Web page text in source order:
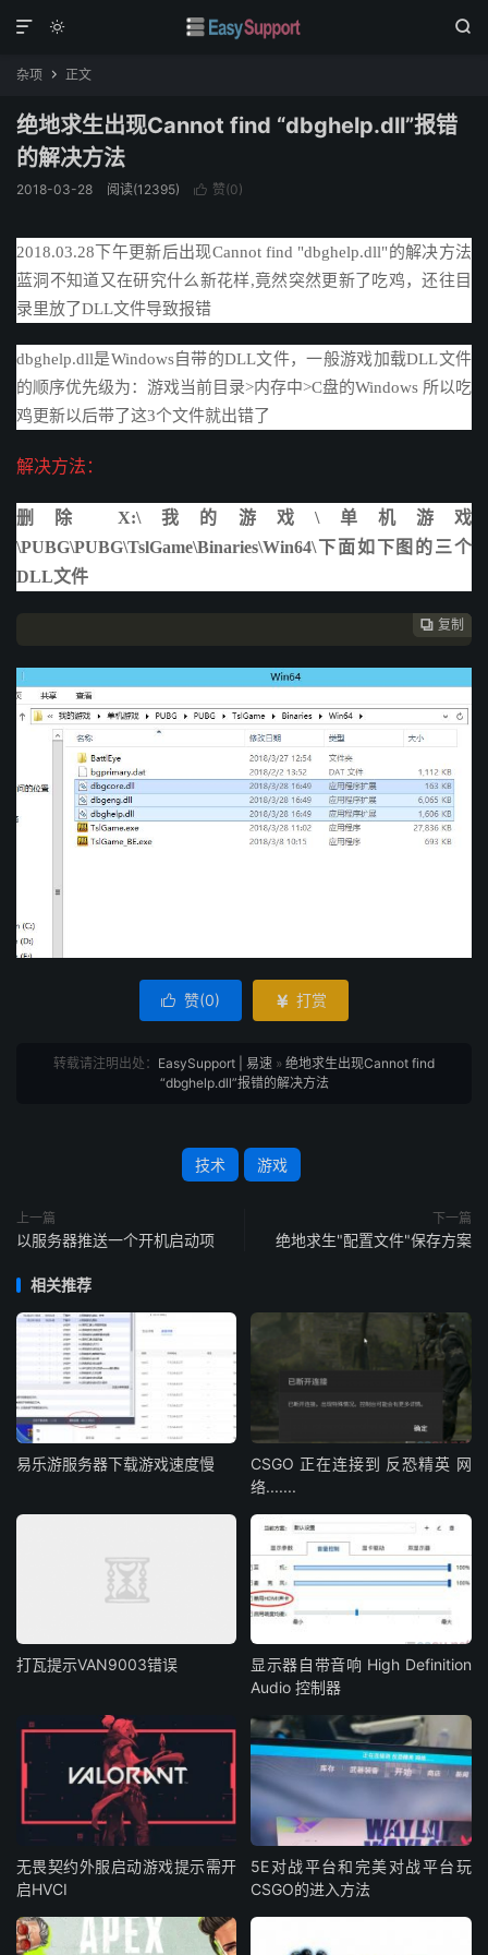
 

杂项  正文
绝地求生出现Cannot find “dbghelp.dll”报错
的解决方法
2018-03-28 阅读(12395)  赞(0)
2018.03.28下午更新后出现Cannot find "dbghelp.dll"的解决方法
蓝洞不知道又在研究什么新花样,竟然突然更新了吃鸡，还往目
录里放了DLL文件导致报错
dbghelp.dll是Windows自带的DLL文件，一般游戏加载DLL文件
的顺序优先级为：游戏当前目录>内存中>C盘的Windows 所以吃
鸡更新以后带了这3个文件就出错了
解决方法：
删除 X:\我的游戏\单机游戏
\PUBG\PUBG\TslGame\Binaries\Win64\下面如下图的三个
DLL文件
 复制
 复制
 复制
 赞(0)  打赏
转载请注明出处： EasySupport | 易速 » 绝地求生出现Cannot find
“dbghelp.dll”报错的解决方法
技术 游戏
上一篇
以服务器推送一个开机启动项
下一篇
绝地求生"配置文件"保存方案
相关推荐
易乐游服务器下载游戏速度慢
CSGO 正在连接到 反恐精英 网
络.......
打瓦提示VAN9003错误
显示器自带音响 High Definition
Audio 控制器
无畏契约外服启动游戏提示需开
启HVCI
5E对战平台和完美对战平台玩
CSGO的进入方法